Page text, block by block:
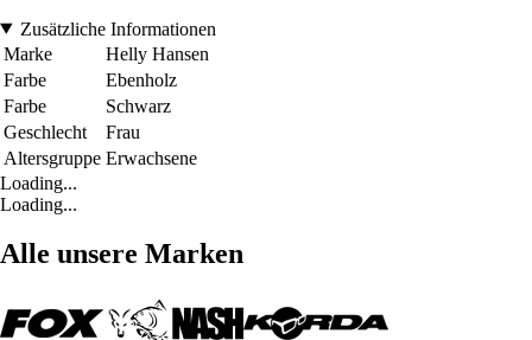
Zusätzliche Informationen
Marke
Helly Hansen
Farbe
Ebenholz
Farbe
Schwarz
Geschlecht
Frau
Altersgruppe Erwachsene
Loading...
Loading...
Alle unsere Marken